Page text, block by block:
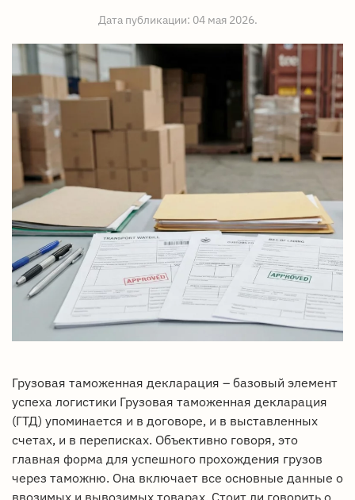
Дата публикации: 04 мая 2026.
Грузовая таможенная декларация – базовый элемент
успеха логистики Грузовая таможенная декларация
(ГТД) упоминается и в договоре, и в выставленных
счетах, и в переписках. Объективно говоря, это
главная форма для успешного прохождения грузов
через таможню. Она включает все основные данные о